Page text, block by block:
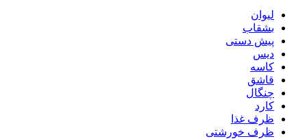
لیوان
بشقاب
پیش دستی
دیس
کاسه
قاشق
چنگال
کارد
ظرف غذا
ظرف خورشتی